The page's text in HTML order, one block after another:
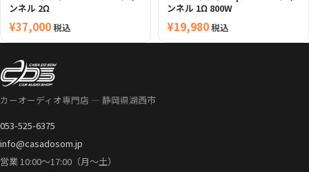
ンネル 2Ω
¥37,000税込
ンネル 1Ω 800W
¥19,980税込
カーオーディオ専門店 — 静岡県湖西市
053-525-6375
info@casadosom.jp
営業 10:00〜17:00（月〜土）